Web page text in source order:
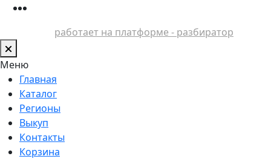
работает на платформе - разбиратор
Меню
Главная
Каталог
Регионы
Выкуп
Контакты
Корзина